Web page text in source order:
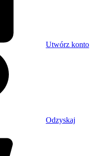
Utwórz konto
Odzyskaj